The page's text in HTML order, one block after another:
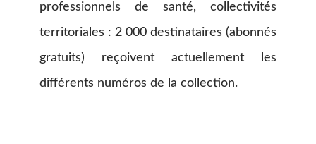
professionnels de santé, collectivités
territoriales : 2 000 destinataires (abonnés
gratuits) reçoivent actuellement les
différents numéros de la collection.